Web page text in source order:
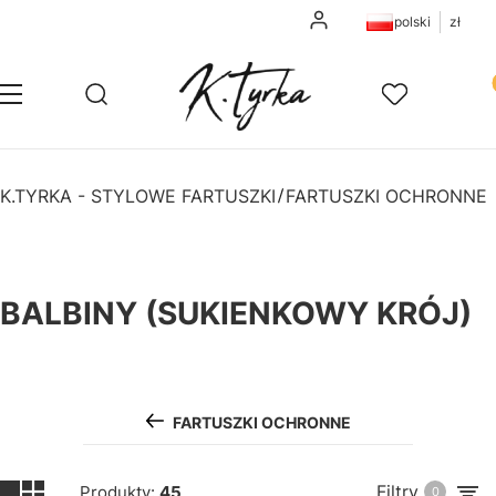
Zaloguj siępolski zł
Menu Otwórz wyszukiwarkę
Szukaj Ulubione
K.TYRKA - STYLOWE FARTUSZKI FARTUSZKI OCHRONNE
BALBINY (SUKIENKOWY KRÓJ)
FARTUSZKI OCHRONNE
Filtry 0